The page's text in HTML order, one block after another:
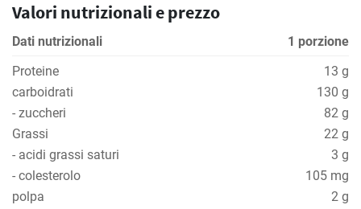
Valori nutrizionali e prezzo
Dati nutrizionali
1 porzione
Proteine
13 g
carboidrati
130 g
- zuccheri
82 g
Grassi
22 g
- acidi grassi saturi
3 g
- colesterolo
105 mg
polpa
2 g